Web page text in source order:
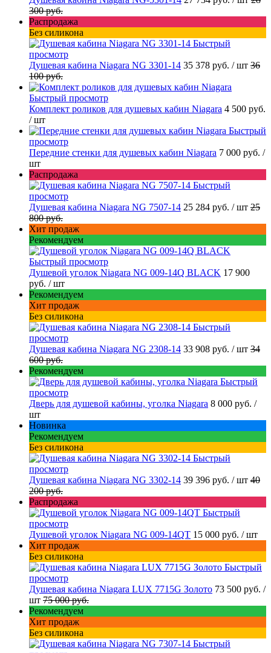
300 руб.
Распродажа
Без силикона
Быстрый
просмотр
Душевая кабина Niagara NG 3301-14 35 378 руб. / шт 36
100 руб.
Быстрый просмотр
Комплект роликов для душевых кабин Niagara 4 500 руб.
/ шт
Быстрый
просмотр
Передние стенки для душевых кабин Niagara 7 000 руб. /
шт
Распродажа
Быстрый
просмотр
Душевая кабина Niagara NG 7507-14 25 284 руб. / шт 25
800 руб.
Хит продаж
Рекомендуем
Быстрый просмотр
Душевой уголок Niagara NG 009-14Q BLACK 17 900
руб. / шт
Рекомендуем
Хит продаж
Без силикона
Быстрый
просмотр
Душевая кабина Niagara NG 2308-14 33 908 руб. / шт 34
600 руб.
Рекомендуем
Быстрый
просмотр
Дверь для душевой кабины, уголка Niagara 8 000 руб. /
шт
Новинка
Рекомендуем
Без силикона
Быстрый
просмотр
Душевая кабина Niagara NG 3302-14 39 396 руб. / шт 40
200 руб.
Распродажа
Быстрый
просмотр
Душевой уголок Niagara NG 009-14QT 15 000 руб. / шт
Хит продаж
Без силикона
Быстрый
просмотр
Душевая кабина Niagara LUX 7715G Золото 73 500 руб. /
шт 75 000 руб.
Рекомендуем
Хит продаж
Без силикона
Быстрый